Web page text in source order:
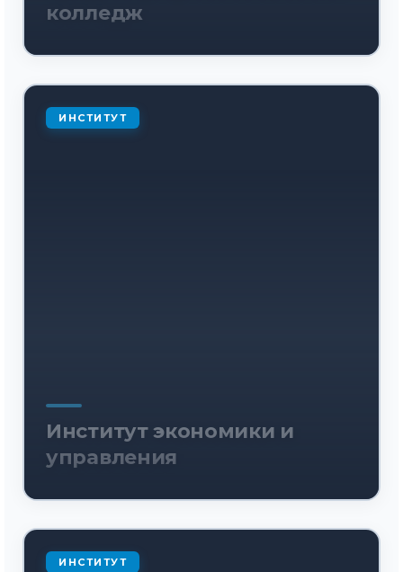
колледж
Институт экономики и
управления
ИНСТИТУТ
ИНСТИТУТ